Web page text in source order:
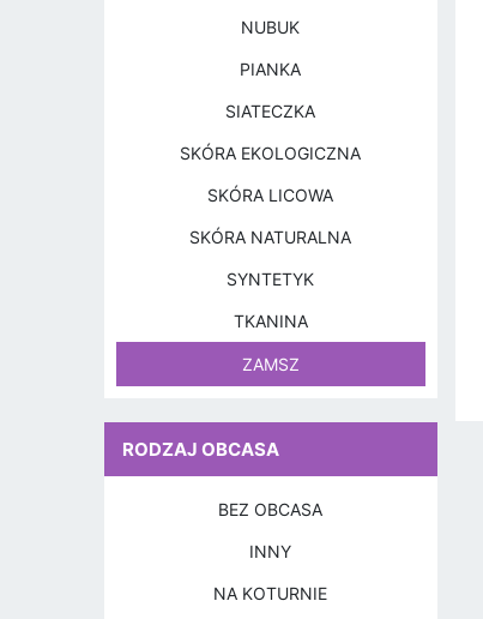
NUBUK
PIANKA
SIATECZKA
SKÓRA EKOLOGICZNA
SKÓRA LICOWA
SKÓRA NATURALNA
SYNTETYK
TKANINA
ZAMSZ
RODZAJ OBCASA
BEZ OBCASA
INNY
NA KOTURNIE